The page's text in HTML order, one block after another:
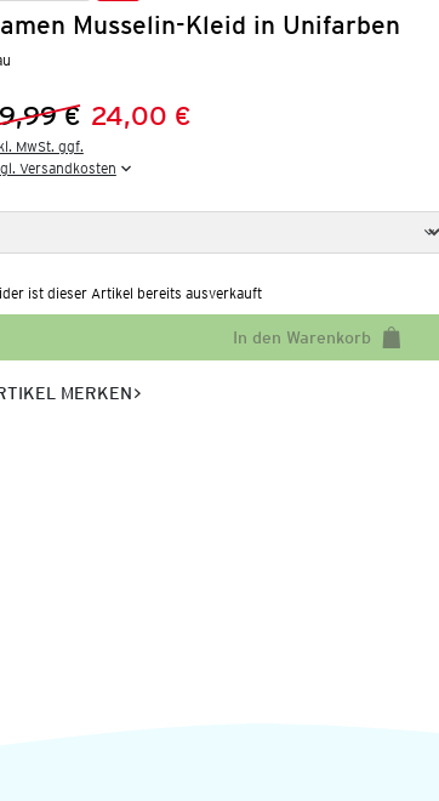
Musselin-Kleid in Unifarben
Preis:
€
Preis:
24,00 €
MwSt. ggf.
Versandkosten
ist dieser Artikel bereits ausverkauft
In den Warenkorb
MERKEN